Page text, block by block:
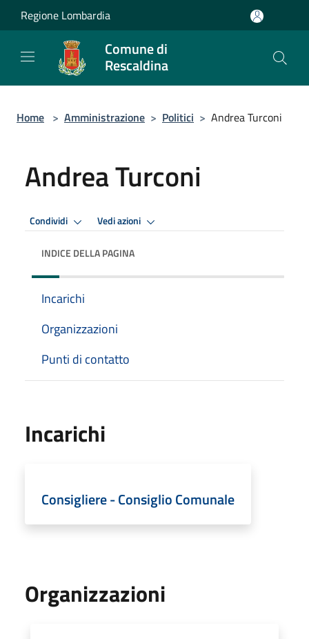
Salta al contenuto principale
Regione Lombardia
Comune di
Rescaldina
Home > Amministrazione > Politici > Andrea Turconi
Andrea Turconi
Condividi Vedi azioni
INDICE DELLA PAGINA
Incarichi
Organizzazioni
Punti di contatto
Incarichi
Consigliere - Consiglio Comunale
Organizzazioni